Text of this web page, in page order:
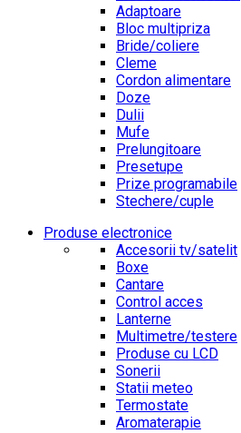
Adaptoare
Bloc multipriza
Bride/coliere
Cleme
Cordon alimentare
Doze
Dulii
Mufe
Prelungitoare
Presetupe
Prize programabile
Stechere/cuple
Produse electronice
Accesorii tv/satelit
Boxe
Cantare
Control acces
Lanterne
Multimetre/testere
Produse cu LCD
Sonerii
Statii meteo
Termostate
Aromaterapie